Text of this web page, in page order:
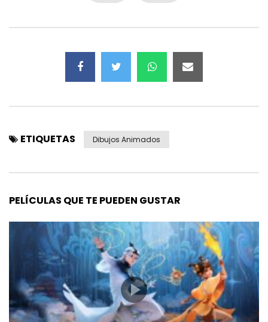
ETIQUETAS Dibujos Animados
PELÍCULAS QUE TE PUEDEN GUSTAR